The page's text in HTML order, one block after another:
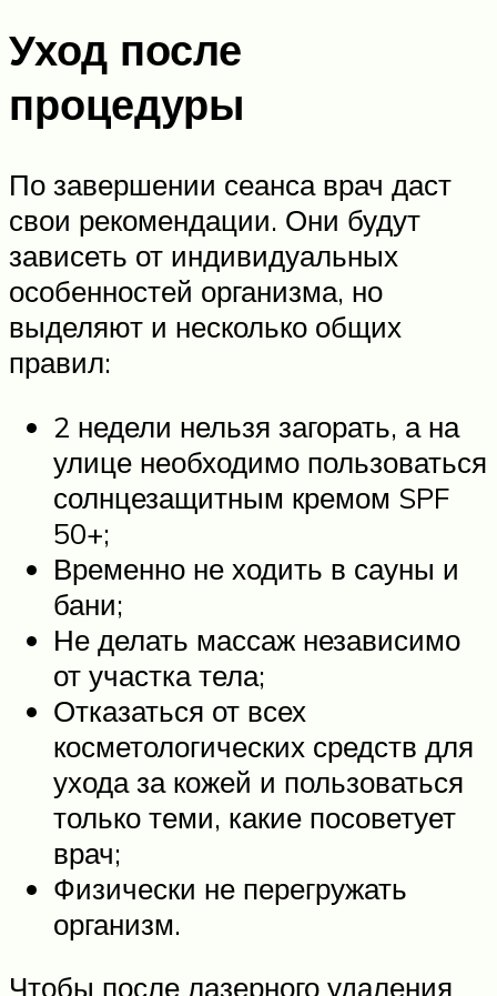
Уход после
процедуры
По завершении сеанса врач даст
свои рекомендации. Они будут
зависеть от индивидуальных
особенностей организма, но
выделяют и несколько общих
правил:
2 недели нельзя загорать, а на
улице необходимо пользоваться
солнцезащитным кремом SPF
50+;
Временно не ходить в сауны и
бани;
Не делать массаж независимо
от участка тела;
Отказаться от всех
косметологических средств для
ухода за кожей и пользоваться
только теми, какие посоветует
врач;
Физически не перегружать
организм.
Чтобы после лазерного удаления